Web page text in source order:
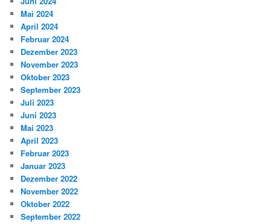
Mai 2024
April 2024
Februar 2024
Dezember 2023
November 2023
Oktober 2023
September 2023
Juli 2023
Juni 2023
Mai 2023
April 2023
Februar 2023
Januar 2023
Dezember 2022
November 2022
Oktober 2022
September 2022